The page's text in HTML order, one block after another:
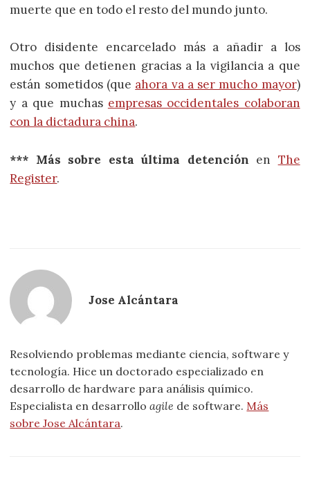
muerte que en todo el resto del mundo junto.
Otro disidente encarcelado más a añadir a los
muchos que detienen gracias a la vigilancia a que
están sometidos (que ahora va a ser mucho mayor)
y a que muchas empresas occidentales colaboran
con la dictadura china.
*** Más sobre esta última detención en The
Register.
Jose Alcántara
Resolviendo problemas mediante ciencia, software y
tecnología. Hice un doctorado especializado en
desarrollo de hardware para análisis químico.
Especialista en desarrolloagile de software. Más
sobre Jose Alcántara.